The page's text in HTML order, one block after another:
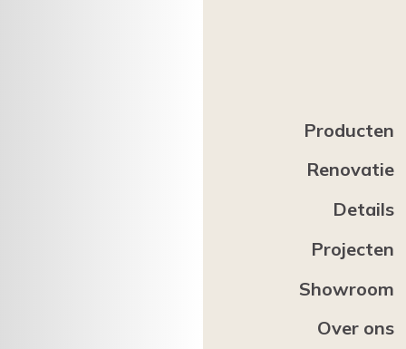
Producten
Renovatie
Details
Projecten
Showroom
Over ons